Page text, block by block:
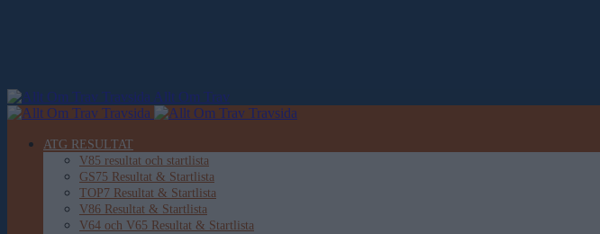
Allt Om Trav
ATG RESULTAT
V85 resultat och startlista
GS75 Resultat & Startlista
TOP7 Resultat & Startlista
V86 Resultat & Startlista
V64 och V65 Resultat & Startlista